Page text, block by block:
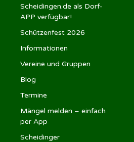
Scheidingen.de als Dorf-
APP verfügbar!
Schützenfest 2026
Informationen
Vereine und Gruppen
Blog
Termine
Mängel melden – einfach
per App
Scheidinger